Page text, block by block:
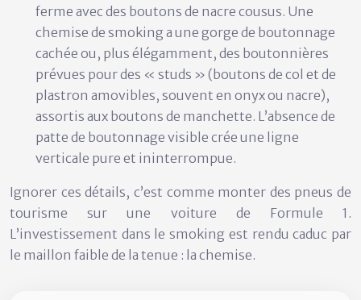
ferme avec des boutons de nacre cousus. Une
chemise de smoking a une gorge de boutonnage
cachée ou, plus élégamment, des boutonnières
prévues pour des « studs » (boutons de col et de
plastron amovibles, souvent en onyx ou nacre),
assortis aux boutons de manchette. L’absence de
patte de boutonnage visible crée une ligne
verticale pure et ininterrompue.
Ignorer ces détails, c’est comme monter des pneus de
tourisme sur une voiture de Formule 1.
L’investissement dans le smoking est rendu caduc par
le maillon faible de la tenue : la chemise.